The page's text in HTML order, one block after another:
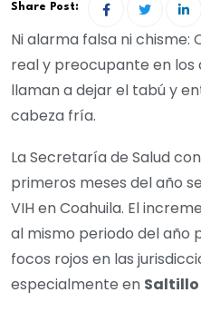
Share Post:
Ni alarma falsa ni chisme:
real y preocupante en los
llaman a dejar el tabú y
cabeza fría.
La Secretaría de Salud
primeros meses del año
VIH en Coahuila. El
al mismo periodo del año
focos rojos en las
especialmente en Saltillo